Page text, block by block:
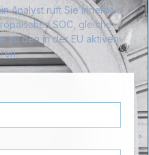
Analyst ruft Sie innerhalb
SOC, gleiche
zu den in der EU aktiven